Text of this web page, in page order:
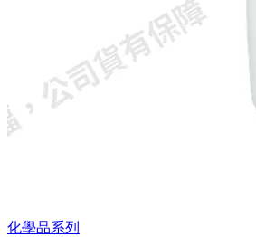
化學品系列